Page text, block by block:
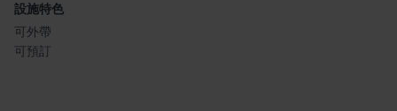
設施特色
可外帶
可預訂